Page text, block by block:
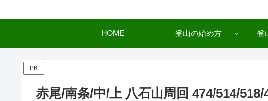
HOME 登山の始め方 登
PR
赤尾/南条/中/上 八石山周回 474/514/